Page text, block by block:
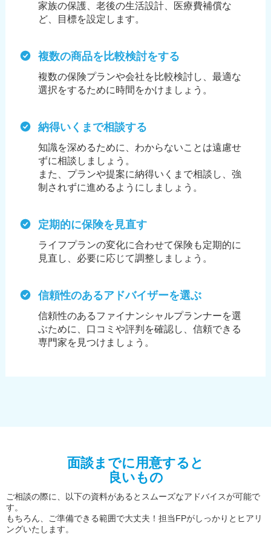
家族の保護、老後の生活設計、医療費補償な
ど、目標を設定します。
複数の商品を比較検討をする
複数の保険プランや会社を比較検討し、最適な
選択をするために時間をかけましょう。
納得いくまで相談する
知識を深めるために、わからないことは遠慮せ
ずに相談しましょう。
また、プランや提案に納得いくまで相談し、強
制されずに進めるようにしましょう。
定期的に保険を見直す
ライフプランの変化に合わせて保険も定期的に
見直し、必要に応じて調整しましょう。
信頼性のあるアドバイザーを選ぶ
信頼性のあるファイナンシャルプランナーを選
ぶために、 口コミや評判を確認し、信頼できる
専門家を見つけましょう。
面談までに用意すると
良いもの
ご相談の際に、以下の資料があるとスムーズなアドバイスが可能で
す。
もちろん、ご準備できる範囲で大丈夫！担当FPがしっかりとヒアリ
ングいたします。